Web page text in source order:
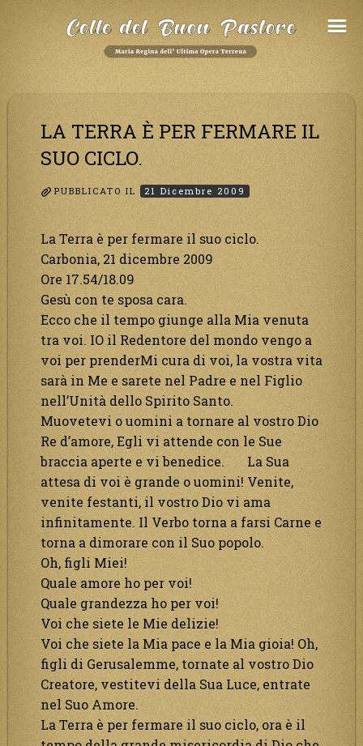
LA TERRA È PER FERMARE IL
SUO CICLO.
PUBBLICATO IL 21 Dicembre 2009
La Terra è per fermare il suo ciclo.
Carbonia, 21 dicembre 2009
Ore 17.54/18.09
Gesù con te sposa cara.
Ecco che il tempo giunge alla Mia venuta
tra voi. IO il Redentore del mondo vengo a
voi per prenderMi cura di voi, la vostra vita
sarà in Me e sarete nel Padre e nel Figlio
nell’Unità dello Spirito Santo.
Muovetevi o uomini a tornare al vostro Dio
Re d’amore, Egli vi attende con le Sue
braccia aperte e vi benedice. La Sua
attesa di voi è grande o uomini! Venite,
venite festanti, il vostro Dio vi ama
infinitamente. Il Verbo torna a farsi Carne e
torna a dimorare con il Suo popolo.
Oh, figli Miei!
Quale amore ho per voi!
Quale grandezza ho per voi!
Voi che siete le Mie delizie!
Voi che siete la Mia pace e la Mia gioia! Oh,
figli di Gerusalemme, tornate al vostro Dio
Creatore, vestitevi della Sua Luce, entrate
nel Suo Amore.
La Terra è per fermare il suo ciclo, ora è il